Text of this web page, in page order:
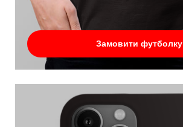
Замовити футболку